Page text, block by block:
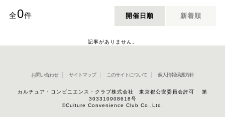
全0件 開催日順 新着順
記事がありません。
お問い合わせ サイトマップ このサイトについて 個人情報保護方針
カルチュア・コンビニエンス・クラブ株式会社 東京都公安委員会許可 第
303310908618号
©Culture Convenience Club Co.,Ltd.